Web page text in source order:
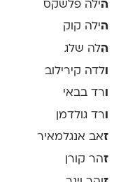
הילה פלשקס
הילה קוק
הִלה שלג
ולדה קירילוב
רד בבאי
רד גולדמן
זאב אנגלמאיר
זהר קורן